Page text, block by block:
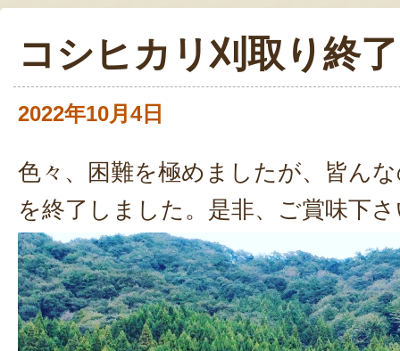
コシヒカリ刈取り終了
2022年10月4日
色々、困難を極めましたが、皆ん
を終了しました。是非、ご賞味下